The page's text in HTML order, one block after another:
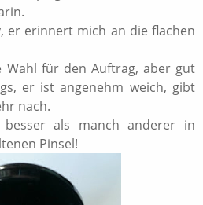
er erinnert mich an die flachen
Wahl für den Auftrag, aber gut
er ist angenehm weich, gibt
nach.
besser als manch anderer in
Pinsel!